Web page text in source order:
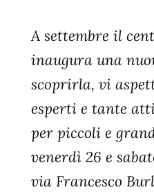
A settembre il
inaugura una
scoprirla, vi
esperti e tante
per piccoli e
venerdì 26 e
via Francesco